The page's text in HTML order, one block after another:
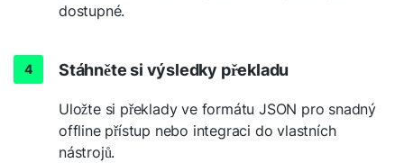
dostupné.
Stáhněte si výsledky překladu
Uložte si překlady ve formátu JSON pro snadný
offline přístup nebo integraci do vlastních
nástrojů.